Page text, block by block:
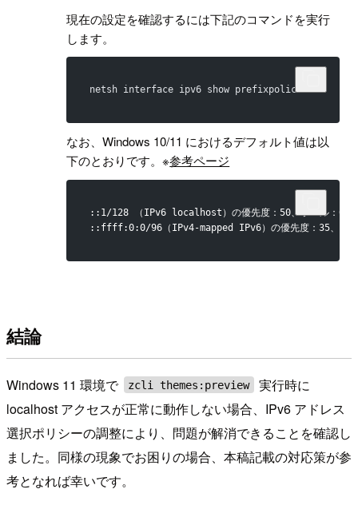
現在の設定を確認するには下記のコマンドを実行
します。
netsh interface ipv6 show prefixpolicies
なお、Windows 10/11 におけるデフォルト値は以
下のとおりです。※参考ページ
::1/128 （IPv6 localhost）の優先度：50、ラベル：0
::ffff:0:0/96（IPv4-mapped IPv6）の優先度：35、ラベ
結論
Windows 11 環境で zcli themes:preview
実行時に
localhost アクセスが正常に動作しない場合、IPv6 アドレス
選択ポリシーの調整により、問題が解消できることを確認し
ました。同様の現象でお困りの場合、本稿記載の対応策が参
考となれば幸いです。